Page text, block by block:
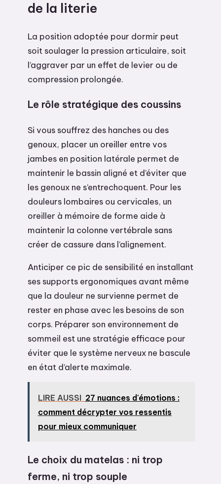
de la literie
La position adoptée pour dormir peut
soit soulager la pression articulaire, soit
l’aggraver par un effet de levier ou de
compression prolongée.
Le rôle stratégique des coussins
Si vous souffrez des hanches ou des
genoux, placer un oreiller entre vos
jambes en position latérale permet de
maintenir le bassin aligné et d’éviter que
les genoux ne s’entrechoquent. Pour les
douleurs lombaires ou cervicales, un
oreiller à mémoire de forme aide à
maintenir la colonne vertébrale sans
créer de cassure dans l’alignement.
Anticiper ce pic de sensibilité en installant
ses supports ergonomiques avant même
que la douleur ne survienne permet de
rester en phase avec les besoins de son
corps. Préparer son environnement de
sommeil est une stratégie efficace pour
éviter que le système nerveux ne bascule
en état d’alerte maximale.
LIRE AUSSI 27 nuances d'émotions :
comment décrypter vos ressentis
pour mieux communiquer
Le choix du matelas : ni trop
ferme, ni trop souple